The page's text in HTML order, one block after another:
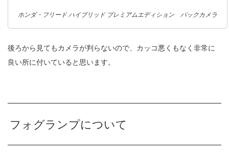
ホンダ・フリード ハイブリッド プレミアムエディション バックカメラ
後ろから見てもカメラが判らないので、カッコ悪くもなく非常に
良い所に付いていると思います。
フォグランプについて